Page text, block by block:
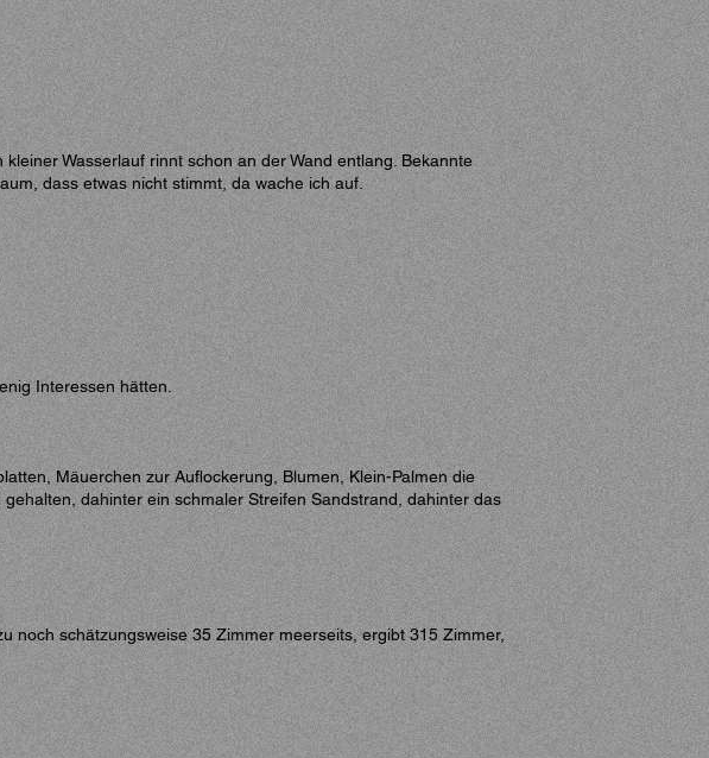
Wasserlauf rinnt schon an der Wand entlang. Bekannte
dass etwas nicht stimmt, da wache ich auf.
Interessen hätten.
Mäuerchen zur Auflockerung, Blumen, Klein-Palmen die
dahinter ein schmaler Streifen Sandstrand, dahinter das
noch schätzungsweise 35 Zimmer meerseits, ergibt 315 Zimmer,